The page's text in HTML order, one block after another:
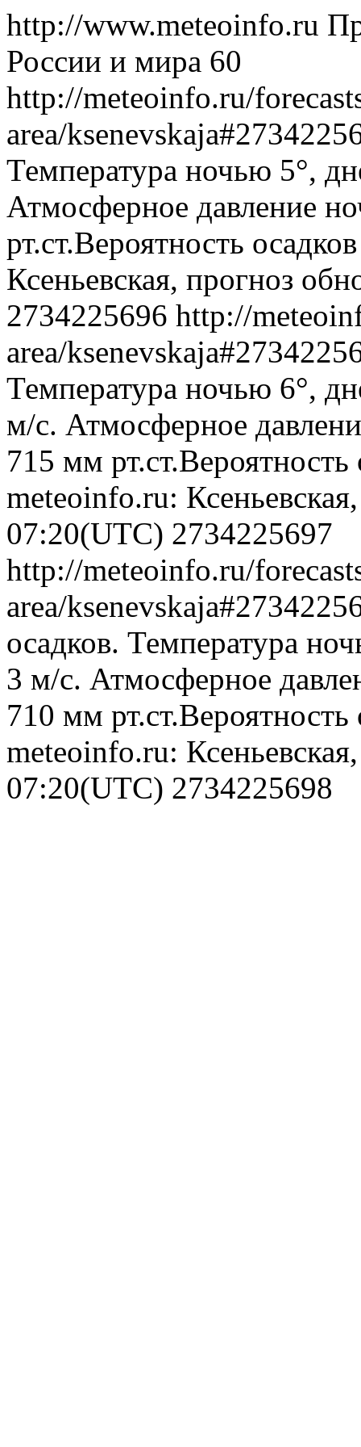
http://www.meteoinfo.ru
России и мира 60
http://meteoinfo.ru/
area/
Температура ночью 5°,
Атмосферное давление
рт.ст.Вероятность
Ксеньевская, прогноз
2734225696 http://
area/
Температура ночью 6°,
м/с. Атмосферное
715 мм рт.ст.Вероятность
meteoinfo.ru:
07:20(UTC) 2734225697
http://meteoinfo.ru/
area/
осадков. Температура
3 м/с. Атмосферное
710 мм рт.ст.Вероятность
meteoinfo.ru:
07:20(UTC) 2734225698